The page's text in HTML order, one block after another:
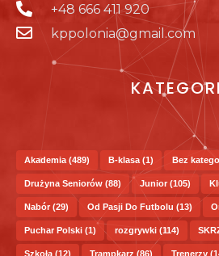
+48 666 411 920
kppolonia@gmail.com
Akademia (489) B-klasa (1) Bez
Drużyna Seniorów (88) Junior (105)
Nabór (29) Od Pasji Do Futbolu (13)
Puchar Polski (1) rozgrywki (114)
Szkoła (12) Trampkarz (86) Trenerzy